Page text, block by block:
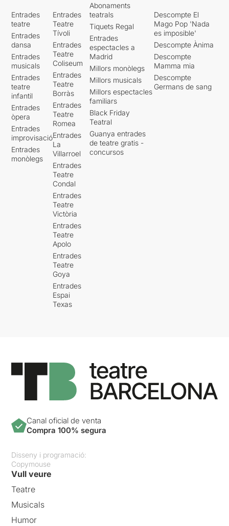
Entrades
teatre
Entrades
dansa
Entrades
musicals
Entrades
teatre
infantil
Entrades
òpera
Entrades
improvisació
Entrades
monòlegs
Entrades
Teatre
Tívoli
Entrades
Teatre
Coliseum
Entrades
Teatre
Borràs
Entrades
Teatre
Romea
Entrades
La
Villarroel
Entrades
Teatre
Condal
Entrades
Teatre
Victòria
Entrades
Teatre
Apolo
Entrades
Teatre
Goya
Entrades
Espai
Texas
Abonaments
teatrals
Tiquets Regal
Entrades
espectacles a
Madrid
Millors monòlegs
Millors musicals
Millors espectacles
familiars
Black Friday
Teatral
Guanya entrades
de teatre gratis -
concursos
Descompte El
Mago Pop 'Nada
es imposible'
Descompte Ànima
Descompte
Mamma mia
Descompte
Germans de sang
Canal oficial de venta
Compra 100% segura
Disseny i programació:
Copymouse
Vull veure
Teatre
Musicals
Humor